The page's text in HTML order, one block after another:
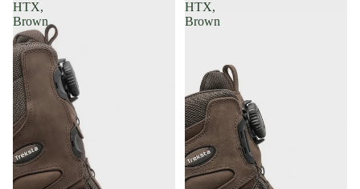
HTX,
Brown
HTX,
Brown